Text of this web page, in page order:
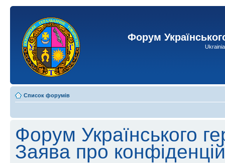
Форум
Список форумів
Форум Українського
Заява про